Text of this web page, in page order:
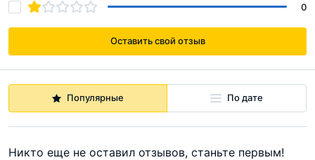
80 м², 2-комнатная 49 870 383 руб.
47 222 842 руб.
Оставить свой отзыв
Популярные По дате
Никто еще не оставил отзывов, станьте первым!
0